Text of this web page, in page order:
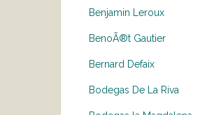
Benjamin Leroux
BenoÃ®t Gautier
Bernard Defaix
Bodegas De La Riva